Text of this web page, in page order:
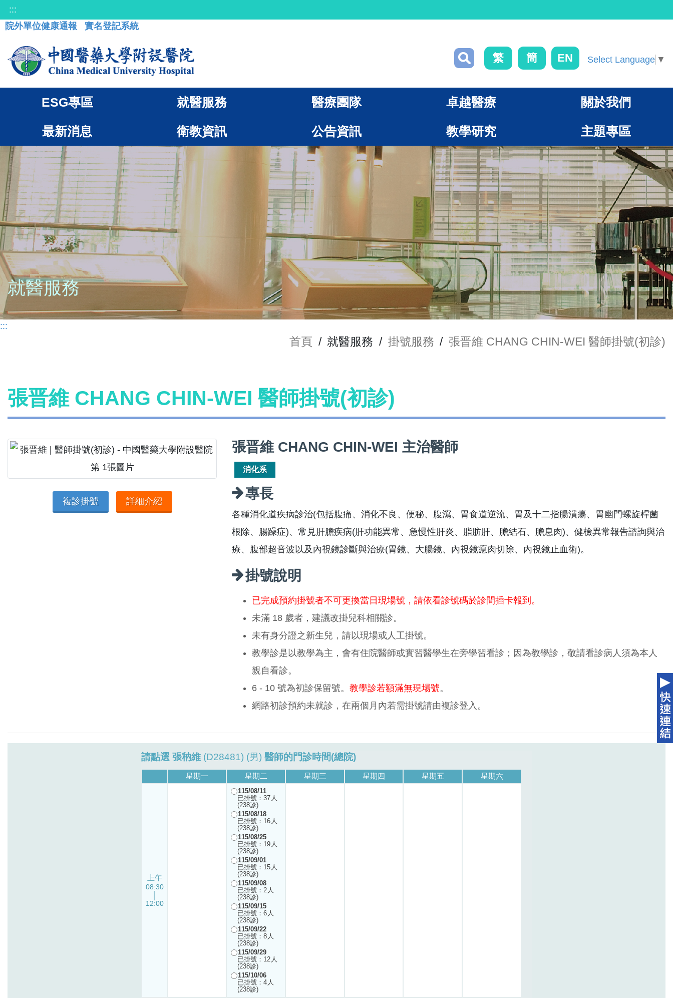
:::
院外單位健康通報
實名登記系統
繁 簡 EN Select Language ▼
ESG專區 就醫服務 醫療團隊 卓越醫療 關於我們
最新消息 衛教資訊 公告資訊 教學研究 主題專區
就醫服務
:::
首頁 / 就醫服務 / 掛號服務 / 張晋維 CHANG CHIN-WEI 醫師掛號(初診)
張晋維 CHANG CHIN-WEI 醫師掛號(初診)
複診掛號 詳細介紹
張晋維 CHANG CHIN-WEI 主治醫師
消化系
專長
各種消化道疾病診治(包括腹痛、消化不良、便秘、腹瀉、胃食道逆流、胃及十二指腸潰瘍、胃幽門螺旋桿菌
根除、腸躁症)、常見肝膽疾病(肝功能異常、急慢性肝炎、脂肪肝、膽結石、膽息肉)、健檢異常報告諮詢與治
療、腹部超音波以及內視鏡診斷與治療(胃鏡、大腸鏡、內視鏡瘜肉切除、內視鏡止血術)。
掛號說明
已完成預約掛號者不可更換當日現場號，請依看診號碼於診間插卡報到。
未滿 18 歲者，建議改掛兒科相關診。
未有身分證之新生兒，請以現場或人工掛號。
教學診是以教學為主，會有住院醫師或實習醫學生在旁學習看診；因為教學診，敬請看診病人須為本人
親自看診。
6 - 10 號為初診保留號。 教學診若額滿無現場號。
網路初診預約未就診，在兩個月內若需掛號請由複診登入。